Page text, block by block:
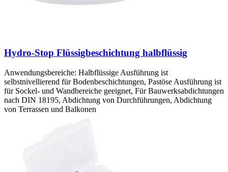
Hydro-Stop Flüssigbeschichtung halbflüssig
Anwendungsbereiche: Halbflüssige Ausführung ist
selbstnivellierend für Bodenbeschichtungen, Pastöse Ausführung ist
für Sockel- und Wandbereiche geeignet, Für Bauwerksabdichtungen
nach DIN 18195, Abdichtung von Durchführungen, Abdichtung
von Terrassen und Balkonen